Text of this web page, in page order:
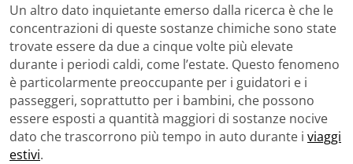
Un altro dato inquietante emerso dalla ricerca è che le
concentrazioni di queste sostanze chimiche sono state
trovate essere da due a cinque volte più elevate
durante i periodi caldi, come l’estate. Questo fenomeno
è particolarmente preoccupante per i guidatori e i
passeggeri, soprattutto per i bambini, che possono
essere esposti a quantità maggiori di sostanze nocive
dato che trascorrono più tempo in auto durante i viaggi
estivi.